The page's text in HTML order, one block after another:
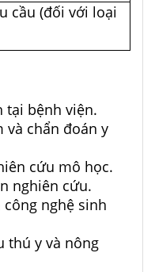
cầu (đối với loại
tại bệnh viện.
và chẩn đoán y
cứu mô học.
nghiên cứu.
nghệ sinh
thú y và nông